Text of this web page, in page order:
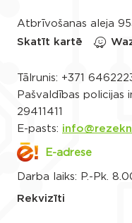
Atbrīvošanas aleja
Skatīt kartē
Tālrunis: +371
Pašvaldības policijas
29411411
E-pasts:
E-adrese
Darba laiks: P.-Pk.
Rekvizīti